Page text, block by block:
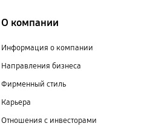
О компании
Информация о компании
Направления бизнеса
Фирменный стиль
Карьера
Отношения с инвесторами